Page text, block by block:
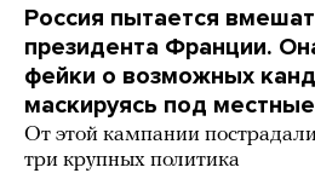
Россия пытается
президента Франции.
фейки о возможных
маскируясь под
От этой кампании
три крупных политика